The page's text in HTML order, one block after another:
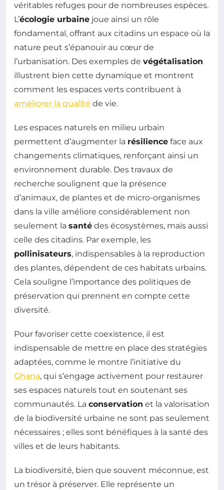
véritables refuges pour de nombreuses espèces.
L’écologie urbaine joue ainsi un rôle
fondamental, offrant aux citadins un espace où la
nature peut s’épanouir au cœur de
l’urbanisation. Des exemples de végétalisation
illustrent bien cette dynamique et montrent
comment les espaces verts contribuent à
améliorer la qualité de vie.
Les espaces naturels en milieu urbain
permettent d’augmenter la résilience face aux
changements climatiques, renforçant ainsi un
environnement durable. Des travaux de
recherche soulignent que la présence
d’animaux, de plantes et de micro-organismes
dans la ville améliore considérablement non
seulement la santé des écosystèmes, mais aussi
celle des citadins. Par exemple, les
pollinisateurs, indispensables à la reproduction
des plantes, dépendent de ces habitats urbains.
Cela souligne l’importance des politiques de
préservation qui prennent en compte cette
diversité.
Pour favoriser cette coexistence, il est
indispensable de mettre en place des stratégies
adaptées, comme le montre l’initiative du
Ghana, qui s’engage activement pour restaurer
ses espaces naturels tout en soutenant ses
communautés. La conservation et la valorisation
de la biodiversité urbaine ne sont pas seulement
nécessaires ; elles sont bénéfiques à la santé des
villes et de leurs habitants.
La biodiversité, bien que souvent méconnue, est
un trésor à préserver. Elle représente un